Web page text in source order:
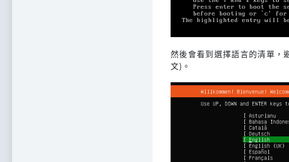
然後會看到選擇語言的清單
文)。